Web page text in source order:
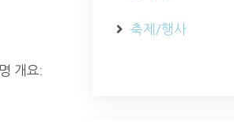
개요:
축제/행사